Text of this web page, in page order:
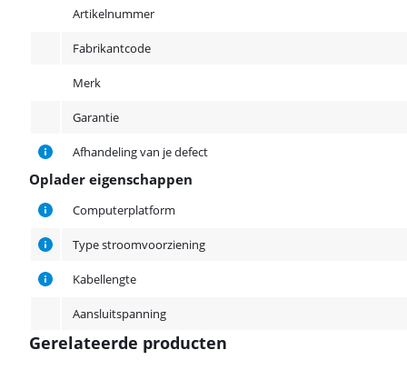
Artikelnummer
Fabrikantcode
Merk
Garantie
Afhandeling van je defect
Oplader eigenschappen
Oplader eigenschappen
Computerplatform
Type stroomvoorziening
Kabellengte
Aansluitspanning
Gerelateerde producten